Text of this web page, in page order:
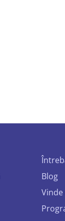
Blog